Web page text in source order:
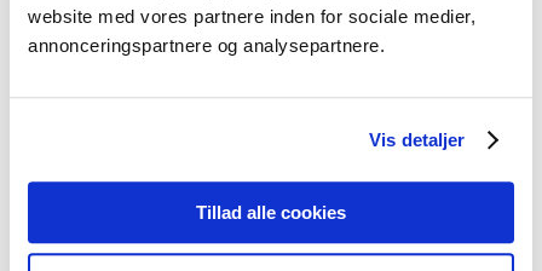
website med vores partnere inden for sociale medier,
annonceringspartnere og analysepartnere.
Vis detaljer
Tillad alle cookies
Josefine SkalstilPulsuret – et vigtigt værktøj til alle
som vil tabe sig